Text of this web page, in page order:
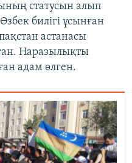
статусын алып
билігі ұсынған
астанасы
Наразылықты
адам өлген.